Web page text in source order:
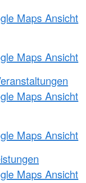
Maps Ansicht
Maps Ansicht
Maps Ansicht
Maps Ansicht
Maps Ansicht